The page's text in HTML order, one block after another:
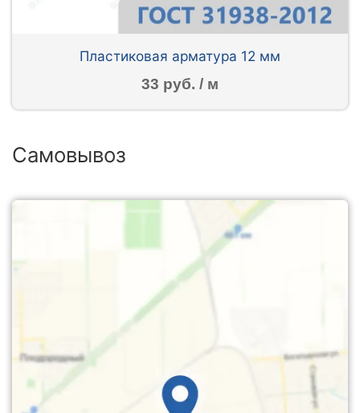
Пластиковая арматура 12 мм
33 руб. / м
Самовывоз